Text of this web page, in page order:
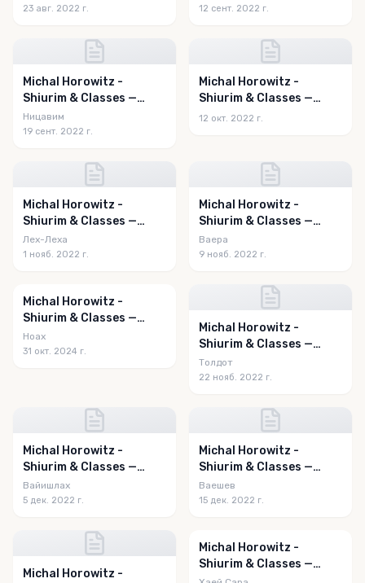
23 авг. 2022 г. 12 сент. 2022 г.
Michal Horowitz -
Shiurim & Classes —
Nitzavim 5782
Ницавим
19 сент. 2022 г.
Michal Horowitz -
Shiurim & Classes —
V'Zot HaBerachah 5783
12 окт. 2022 г.
Michal Horowitz -
Shiurim & Classes —
Lech Lecha 5783
Лех-Леха
1 нояб. 2022 г.
Michal Horowitz -
Shiurim & Classes —
Vayeira 5783
Ваера
9 нояб. 2022 г.
Michal Horowitz -
Shiurim & Classes —
Noach 5785
Ноах
31 окт. 2024 г.
Michal Horowitz -
Shiurim & Classes —
Toldos 5783
Толдот
22 нояб. 2022 г.
Michal Horowitz -
Shiurim & Classes —
Vayishlach 5783
Вайишлах
5 дек. 2022 г.
Michal Horowitz -
Shiurim & Classes —
Vayeishev 5783
Ваешев
15 дек. 2022 г.
Michal Horowitz -
Michal Horowitz -
Shiurim & Classes —
Chayei Sarah 5785